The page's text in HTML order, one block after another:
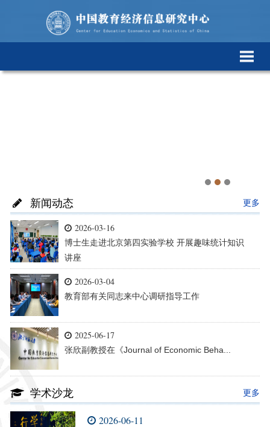
新闻动态 更多
2026-03-16
博士生走进北京第四实验学校 开展趣味统计知识
讲座
2026-03-04
教育部有关同志来中心调研指导工作
2025-06-17
张欣副教授在《Journal of Economic Beha...
学术沙龙 更多
2026-06-11